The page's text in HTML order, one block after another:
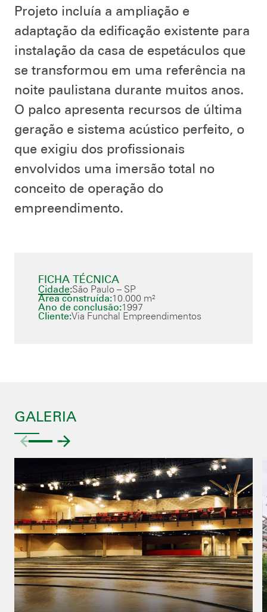
Projeto incluía a ampliação e
adaptação da edificação existente para
instalação da casa de espetáculos que
se transformou em uma referência na
noite paulistana durante muitos anos.
O palco apresenta recursos de última
geração e sistema acústico perfeito, o
que exigiu dos profissionais
envolvidos uma imersão total no
conceito de operação do
empreendimento.
FICHA TÉCNICA
Cidade:São Paulo – SP
Área construída:10.000 m²
Ano de conclusão:1997
Cliente:Via Funchal Empreendimentos
GALERIA